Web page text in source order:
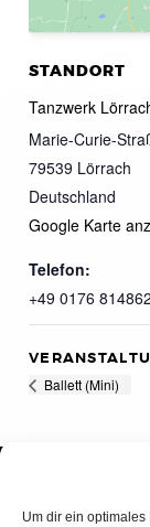
Um dir ein
STANDORT
Tanzwerk
Marie-Curie-
79539 Lörrach
Deutschland
Google Karte
Telefon:
+49 0176
Ballett (Mini)